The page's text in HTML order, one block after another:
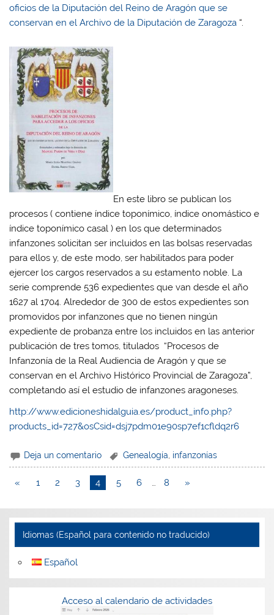
oficios de la Diputación del Reino de Aragón que se
conservan en el Archivo de la Diputación de Zaragoza “.
En este libro se publican los
procesos ( contiene índice toponímico, índice onomástico e
índice toponímico casal ) en los que determinados
infanzones solicitan ser incluidos en las bolsas reservadas
para ellos y, de este modo, ser habilitados para poder
ejercer los cargos reservados a su estamento noble. La
serie comprende 536 expedientes que van desde el año
1627 al 1704. Alrededor de 300 de estos expedientes son
promovidos por infanzones que no tienen ningún
expediente de probanza entre los incluidos en las anterior
publicación de tres tomos, titulados “Procesos de
Infanzonía de la Real Audiencia de Aragón y que se
conservan en el Archivo Histórico Provincial de Zaragoza”,
completando así el estudio de infanzones aragoneses.
http://www.edicioneshidalguia.es/product_info.php?
products_id=727&osCsid=dsj7pdm01e90sp7ef1cfldq2r6
Deja un comentario Genealogía infanzonías
« 1 2 3 4 5 6 … 8 »
Idiomas (Español para contenido no traducido)
Español
Acceso al calendario de actividades